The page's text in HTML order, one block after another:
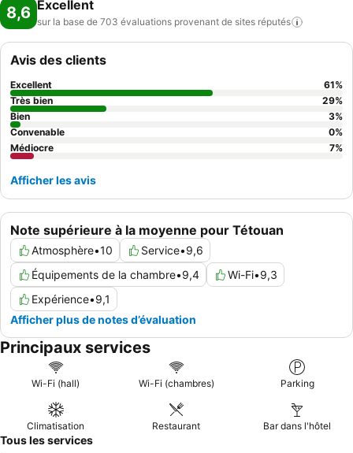
8,6 Excellent
sur la base de 703 évaluations provenant de sites réputés
Note supérieure à la moyenne pour Tétouan
Atmosphère•10 Service•9,6
Équipements de la chambre•9,4 Wi-Fi•9,3
Expérience•9,1
Afficher plus de notes d’évaluation
Avis des clients
Excellent 61%
Très bien
29%
Bien
3%
Convenable
0%
Médiocre
7%
Afficher les avis
Principaux services
Wi-Fi (hall) Wi-Fi (chambres) Parking
Climatisation Restaurant Bar dans l'hôtel
Tous les services